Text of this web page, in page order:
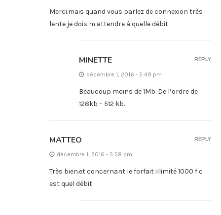
Merci.mais quand vous parlez de connexion très
lente je dois m attendre à quelle débit.
MINETTE
décembre 1, 2016 - 5:49 pm
Beaucoup moins de 1Mb. De l’ordre de
128kb – 512 kb.
REPLY
MATTEO
décembre 1, 2016 - 5:58 pm
Très bien.et concernant le forfait illimité 1000 f c
est quel débit
REPLY